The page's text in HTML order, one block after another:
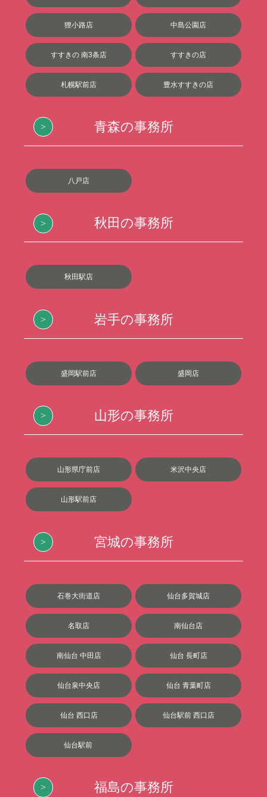
狸小路店 中島公園店
すすきの 南3条店 すすきの店
札幌駅前店 豊水すすきの店
青森の事務所
八戸店
秋田の事務所
秋田駅店
岩手の事務所
盛岡駅前店 盛岡店
山形の事務所
山形県庁前店 米沢中央店
山形駅前店
宮城の事務所
石巻大街道店 仙台多賀城店
名取店 南仙台店
南仙台 中田店 仙台 長町店
仙台泉中央店 仙台 青葉町店
仙台 西口店 仙台駅前 西口店
仙台駅前
福島の事務所